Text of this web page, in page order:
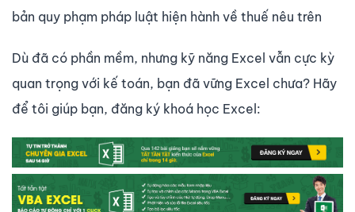
bản quy phạm pháp luật hiện hành về thuế nêu trên
Dù đã có phần mềm, nhưng kỹ năng Excel vẫn cực kỳ
quan trọng với kế toán, bạn đã vững Excel chưa? Hãy
để tôi giúp bạn, đăng ký khoá học Excel: